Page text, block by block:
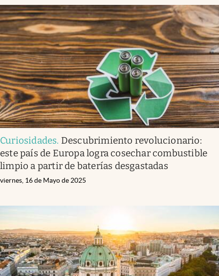
Curiosidades. Descubrimiento revolucionario:
este país de Europa logra cosechar combustible
limpio a partir de baterías desgastadas
viernes, 16 de Mayo de 2025